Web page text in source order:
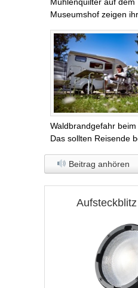
Museumshof zeigen
Waldbrandgefahr
Das sollten Reisende
Beitrag anhören